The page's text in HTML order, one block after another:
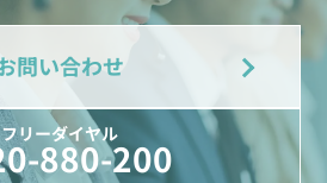
問い合わせ
フリーダイヤル
880-200